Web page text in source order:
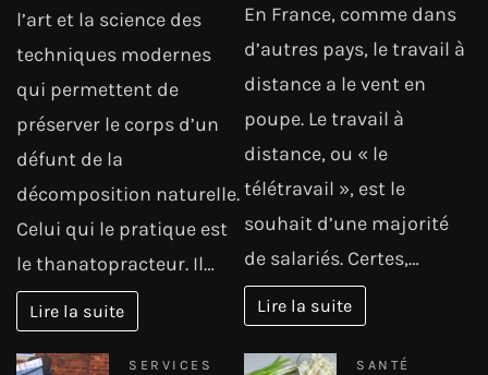
l’art et la science des
techniques modernes
qui permettent de
préserver le corps d’un
défunt de la
décomposition naturelle.
Celui qui le pratique est
le thanatopracteur. Il…
Lire la suite
En France, comme dans
d’autres pays, le travail à
distance a le vent en
poupe. Le travail à
distance, ou « le
télétravail », est le
souhait d’une majorité
de salariés. Certes,…
Lire la suite
SERVICES
SANTÉ